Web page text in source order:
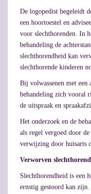
De logopedist begeleidt
een hoortoestel en
voor slechthorenden. In
behandeling de
slechthorendheid kan
slechthorende kinderen
Bij volwassenen met een
behandeling zich vooral
de uitspraak en
Het onderzoek en de
als regel vergoed door
verwijzing door huisarts
Verworven
Slechthorendheid is een
ernstig gestoord kan